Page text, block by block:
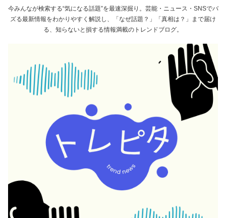
今みんなが検索する“気になる話題”を最速深掘り。芸能・ニュース・SNSでバ
ズる最新情報をわかりやすく解説し、「なぜ話題？」「真相は？」まで届け
る、知らないと損する情報満載のトレンドブログ。